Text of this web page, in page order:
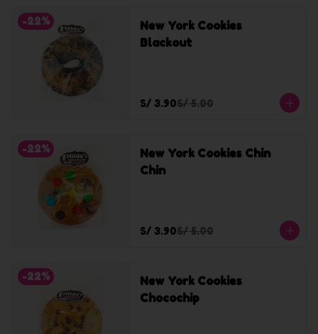
-22%
New York Cookies
Blackout
S/ 3.90S/ 5.00
-22%
New York Cookies Chin
Chin
S/ 3.90S/ 5.00
-22%
New York Cookies
Chocochip